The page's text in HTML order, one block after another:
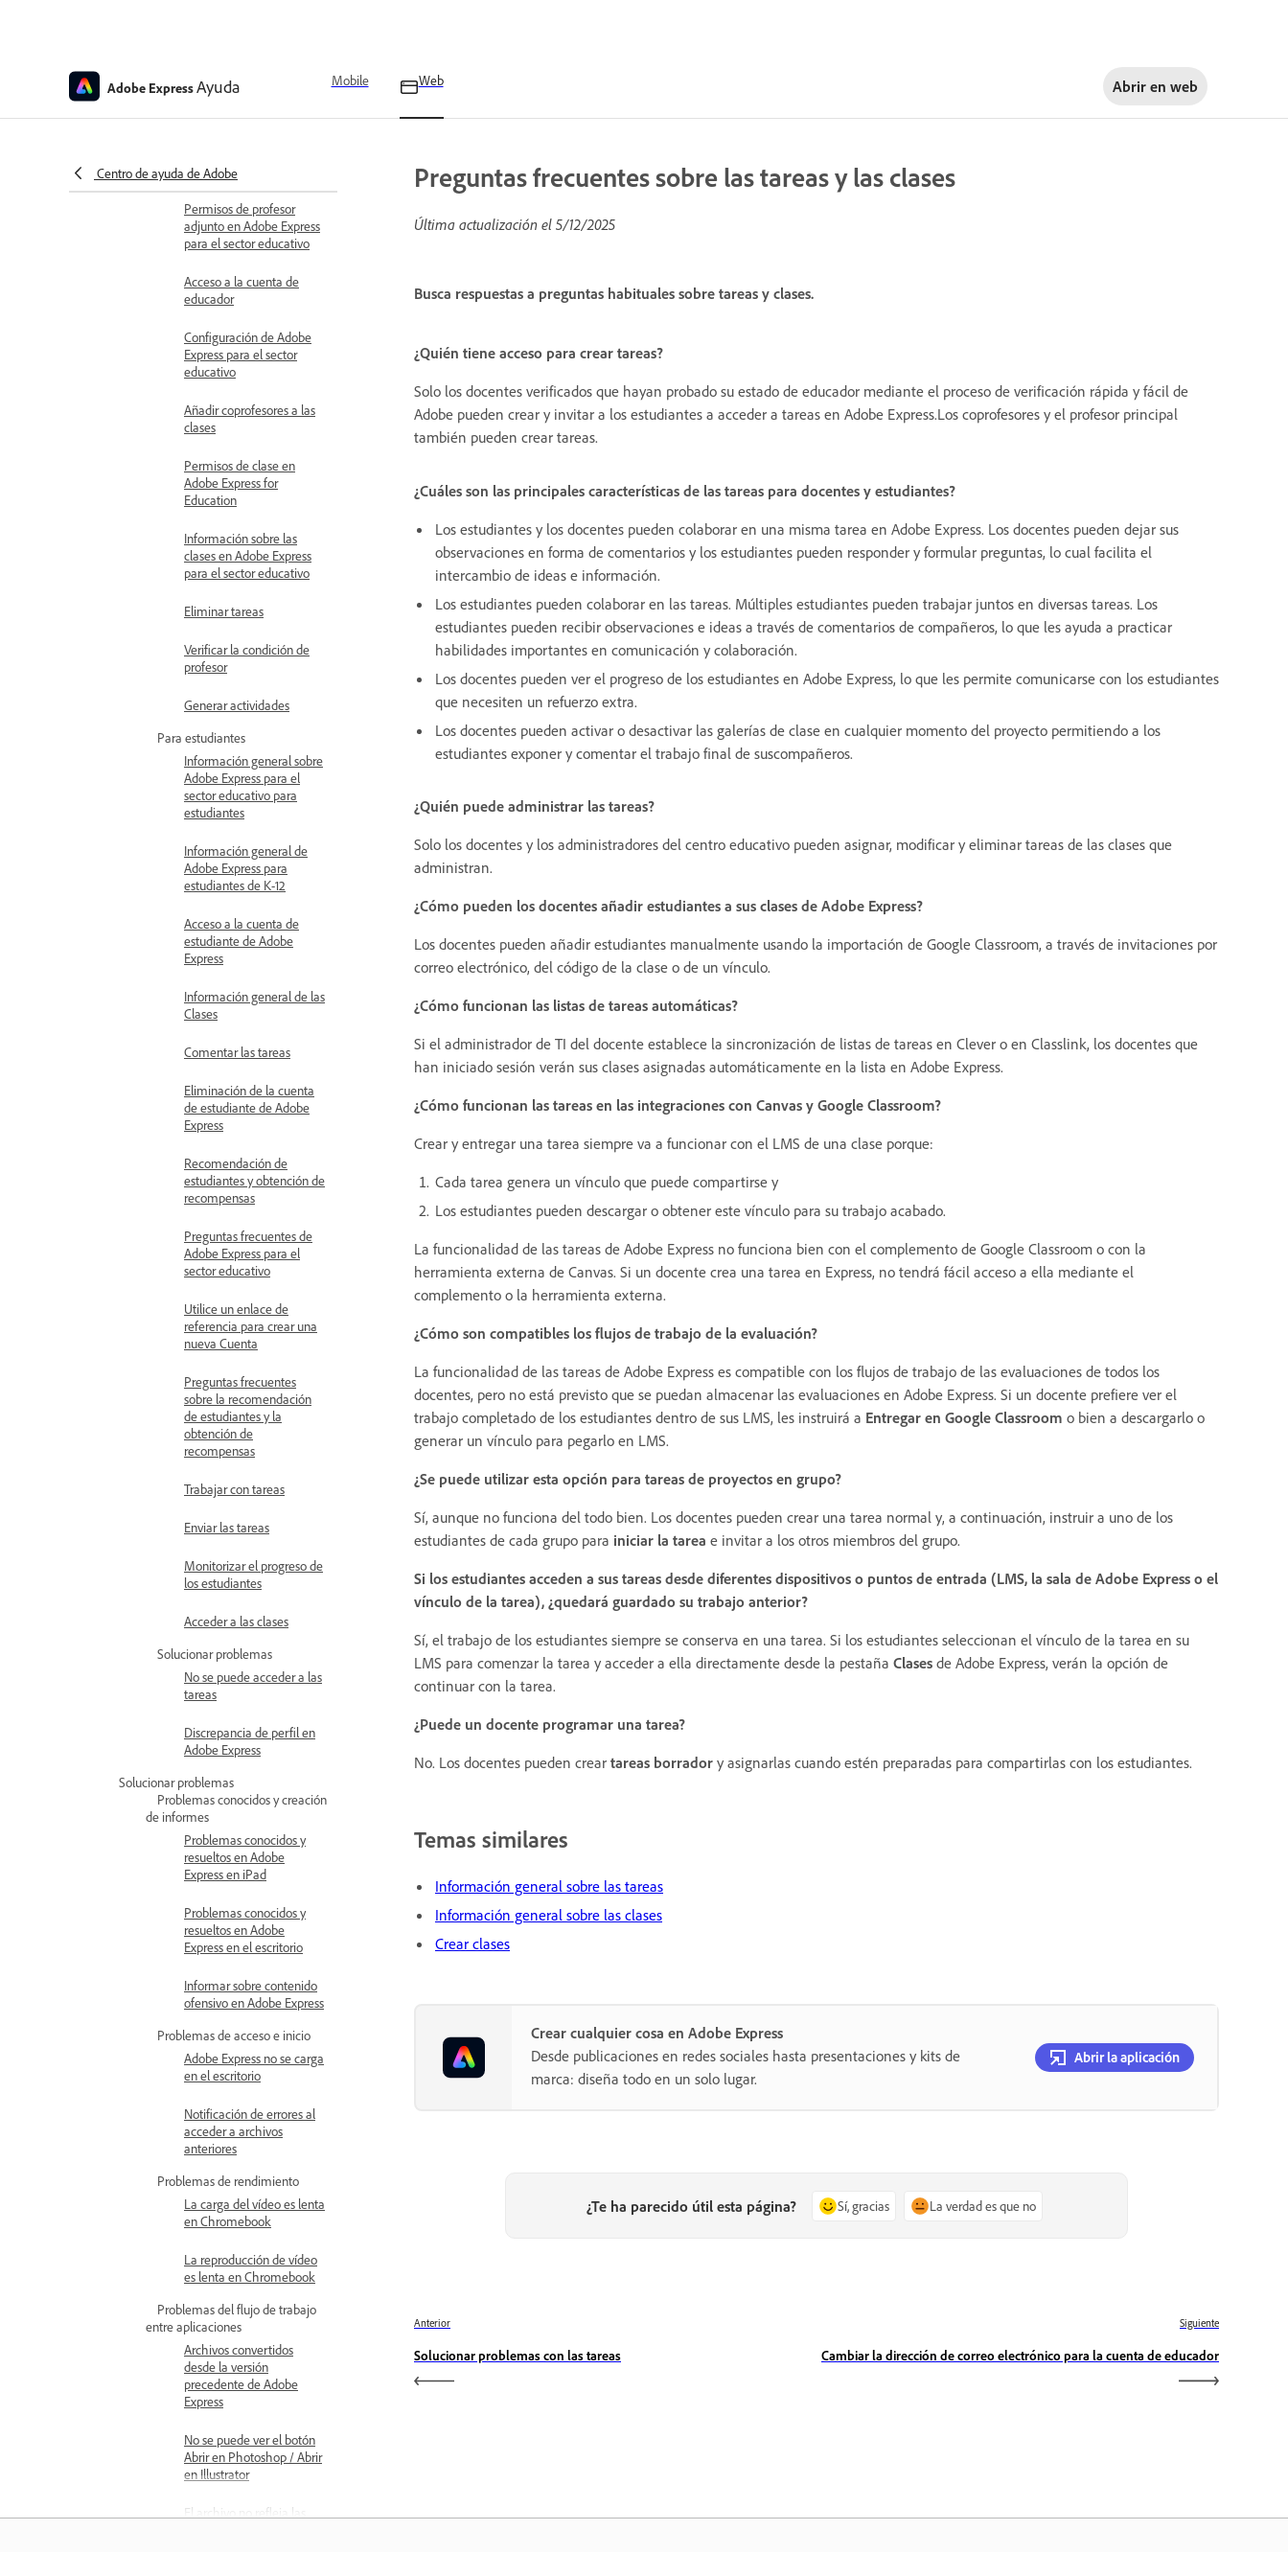
Adobe ExpressAyuda Mobile Web Abrir en web
Centro de ayuda de Adobe
sector educativo
Guía de funciones y
Express para educación
Permisos de profesor
adjunto en Adobe Express
para el sector educativo
Acceso a la cuenta de
educador
Configuración de Adobe
Express para el sector
educativo
Añadir coprofesores a las
clases
Permisos de clase en
Adobe Express for
Education
Información sobre las
clases en Adobe Express
para el sector educativo
Eliminar tareas
Verificar la condición de
profesor
Generar actividades
Para estudiantes
Información general sobre
Adobe Express para el
sector educativo para
estudiantes
Información general de
Adobe Express para
estudiantes de K-12
Acceso a la cuenta de
estudiante de Adobe
Express
Información general de las
Clases
Comentar las tareas
Eliminación de la cuenta
de estudiante de Adobe
Express
Recomendación de
estudiantes y obtención de
recompensas
Preguntas frecuentes de
Adobe Express para el
sector educativo
Utilice un enlace de
referencia para crear una
nueva Cuenta
Preguntas frecuentes
sobre la recomendación
de estudiantes y la
obtención de
recompensas
Trabajar con tareas
Enviar las tareas
Monitorizar el progreso de
los estudiantes
Acceder a las clases
Solucionar problemas
No se puede acceder a las
tareas
Discrepancia de perfil en
Adobe Express
Solucionar problemas
Problemas conocidos y creación
de informes
Problemas conocidos y
resueltos en Adobe
Express en iPad
Problemas conocidos y
resueltos en Adobe
Express en el escritorio
Informar sobre contenido
ofensivo en Adobe Express
Problemas de acceso e inicio
Adobe Express no se carga
en el escritorio
Notificación de errores al
acceder a archivos
anteriores
Problemas de rendimiento
La carga del vídeo es lenta
en Chromebook
La reproducción de vídeo
es lenta en Chromebook
Problemas del flujo de trabajo
entre aplicaciones
Archivos convertidos
desde la versión
precedente de Adobe
Express
No se puede ver el botón
Abrir en Photoshop / Abrir
en Illustrator
El archivo no refleja las
Preguntas frecuentes sobre las tareas y las clases
Última actualización el 5/12/2025
Busca respuestas a preguntas habituales sobre tareas y clases.
¿Quién tiene acceso para crear tareas?
Solo los docentes verificados que hayan probado su estado de educador mediante el proceso de verificación rápida y fácil de
Adobe pueden crear y invitar a los estudiantes a acceder a tareas en Adobe Express.Los coprofesores y el profesor principal
también pueden crear tareas.
¿Cuáles son las principales características de las tareas para docentes y estudiantes?
Los estudiantes y los docentes pueden colaborar en una misma tarea en Adobe Express. Los docentes pueden dejar sus
observaciones en forma de comentarios y los estudiantes pueden responder y formular preguntas, lo cual facilita el
intercambio de ideas e información.
Los estudiantes pueden colaborar en las tareas. Múltiples estudiantes pueden trabajar juntos en diversas tareas. Los
estudiantes pueden recibir observaciones e ideas a través de comentarios de compañeros, lo que les ayuda a practicar
habilidades importantes en comunicación y colaboración.
Los docentes pueden ver el progreso de los estudiantes en Adobe Express, lo que les permite comunicarse con los estudiantes
que necesiten un refuerzo extra.
Los docentes pueden activar o desactivar las galerías de clase en cualquier momento del proyecto permitiendo a los
estudiantes exponer y comentar el trabajo final de suscompañeros.
¿Quién puede administrar las tareas?
Solo los docentes y los administradores del centro educativo pueden asignar, modificar y eliminar tareas de las clases que
administran.
¿Cómo pueden los docentes añadir estudiantes a sus clases de Adobe Express?
Los docentes pueden añadir estudiantes manualmente usando la importación de Google Classroom, a través de invitaciones por
correo electrónico, del código de la clase o de un vínculo.
¿Cómo funcionan las listas de tareas automáticas?
Si el administrador de TI del docente establece la sincronización de listas de tareas en Clever o en Classlink, los docentes que
han iniciado sesión verán sus clases asignadas automáticamente en la lista en Adobe Express.
¿Cómo funcionan las tareas en las integraciones con Canvas y Google Classroom?
Crear y entregar una tarea siempre va a funcionar con el LMS de una clase porque:
Cada tarea genera un vínculo que puede compartirse y
Los estudiantes pueden descargar o obtener este vínculo para su trabajo acabado.
La funcionalidad de las tareas de Adobe Express no funciona bien con el complemento de Google Classroom o con la
herramienta externa de Canvas. Si un docente crea una tarea en Express, no tendrá fácil acceso a ella mediante el
complemento o la herramienta externa.
¿Cómo son compatibles los flujos de trabajo de la evaluación?
La funcionalidad de las tareas de Adobe Express es compatible con los flujos de trabajo de las evaluaciones de todos los
docentes, pero no está previsto que se puedan almacenar las evaluaciones en Adobe Express. Si un docente prefiere ver el
trabajo completado de los estudiantes dentro de sus LMS, les instruirá a Entregar en Google Classroom o bien a descargarlo o
generar un vínculo para pegarlo en LMS.
¿Se puede utilizar esta opción para tareas de proyectos en grupo?
Sí, aunque no funciona del todo bien. Los docentes pueden crear una tarea normal y, a continuación, instruir a uno de los
estudiantes de cada grupo para iniciar la tarea e invitar a los otros miembros del grupo.
Si los estudiantes acceden a sus tareas desde diferentes dispositivos o puntos de entrada (LMS, la sala de Adobe Express o el
vínculo de la tarea), ¿quedará guardado su trabajo anterior?
Sí, el trabajo de los estudiantes siempre se conserva en una tarea. Si los estudiantes seleccionan el vínculo de la tarea en su
LMS para comenzar la tarea y acceder a ella directamente desde la pestaña Clases de Adobe Express, verán la opción de
continuar con la tarea.
¿Puede un docente programar una tarea?
No. Los docentes pueden crear tareas borrador y asignarlas cuando estén preparadas para compartirlas con los estudiantes.
Temas similares
Información general sobre las tareas
Información general sobre las clases
Crear clases
Crear cualquier cosa en Adobe Express
Desde publicaciones en redes sociales hasta presentaciones y kits de
marca: diseña todo en un solo lugar.
Abrir la aplicación
¿Te ha parecido útil esta página? Sí, gracias La verdad es que no
Anterior
Solucionar problemas con las tareas
Siguiente
Cambiar la dirección de correo electrónico para la cuenta de educador